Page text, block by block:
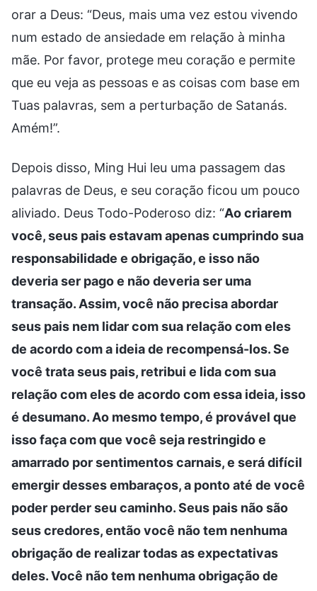
orar a Deus: “Deus, mais uma vez estou vivendo
num estado de ansiedade em relação à minha
mãe. Por favor, protege meu coração e permite
que eu veja as pessoas e as coisas com base em
Tuas palavras, sem a perturbação de Satanás.
Amém!”.
Depois disso, Ming Hui leu uma passagem das
palavras de Deus, e seu coração ficou um pouco
aliviado. Deus Todo-Poderoso diz: “Ao criarem
você, seus pais estavam apenas cumprindo sua
responsabilidade e obrigação, e isso não
deveria ser pago e não deveria ser uma
transação. Assim, você não precisa abordar
seus pais nem lidar com sua relação com eles
de acordo com a ideia de recompensá-los. Se
você trata seus pais, retribui e lida com sua
relação com eles de acordo com essa ideia, isso
é desumano. Ao mesmo tempo, é provável que
isso faça com que você seja restringido e
amarrado por sentimentos carnais, e será difícil
emergir desses embaraços, a ponto até de você
poder perder seu caminho. Seus pais não são
seus credores, então você não tem nenhuma
obrigação de realizar todas as expectativas
deles. Você não tem nenhuma obrigação de